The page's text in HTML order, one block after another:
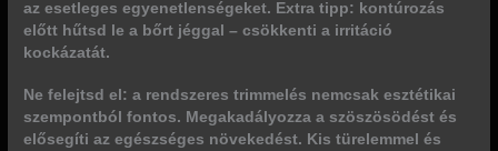
az esetleges egyenetlenségeket. Extra tipp: kontúrozás
előtt hűtsd le a bőrt jéggal – csökkenti a irritáció
kockázatát.
Ne felejtsd el: a rendszeres trimmelés nemcsak esztétikai
szempontból fontos. Megakadályozza a szöszösödést és
elősegíti az egészséges növekedést. Kis türelemmel és